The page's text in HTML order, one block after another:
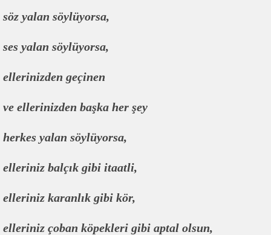
söz yalan söylüyorsa,
ses yalan söylüyorsa,
ellerinizden geçinen
ve ellerinizden başka her şey
herkes yalan söylüyorsa,
elleriniz balçık gibi itaatli,
elleriniz karanlık gibi kör,
elleriniz çoban köpekleri gibi aptal olsun,